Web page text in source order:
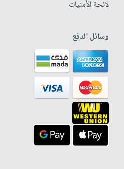
لائحة الأمنيات
وسائل الدفع